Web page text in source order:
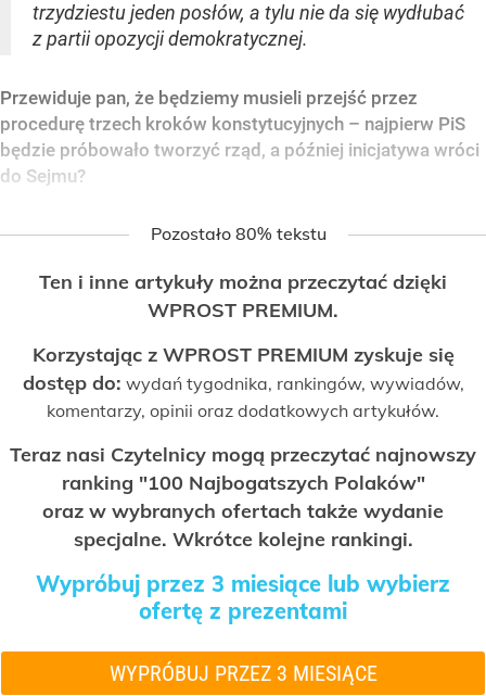
trzydziestu jeden posłów, a tylu nie da się wydłubać
z partii opozycji demokratycznej.
Przewiduje pan, że będziemy musieli przejść przez
procedurę trzech kroków konstytucyjnych – najpierw PiS
będzie próbowało tworzyć rząd, a później inicjatywa wróci
do Sejmu?
Pozostało 80% tekstu
Ten i inne artykuły można przeczytać dzięki
WPROST PREMIUM.
Korzystając z WPROST PREMIUM zyskuje się
dostęp do: wydań tygodnika, rankingów, wywiadów,
komentarzy, opinii oraz dodatkowych artykułów.
Teraz nasi Czytelnicy mogą przeczytać najnowszy
ranking "100 Najbogatszych Polaków"
oraz w wybranych ofertach także wydanie
specjalne. Wkrótce kolejne rankingi.
Wypróbuj przez 3 miesiące lub wybierz
ofertę z prezentami
WYPRÓBUJ PRZEZ 3 MIESIĄCE